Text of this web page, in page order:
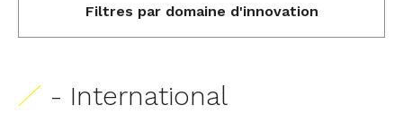
Filtres par domaine d'innovation
- International